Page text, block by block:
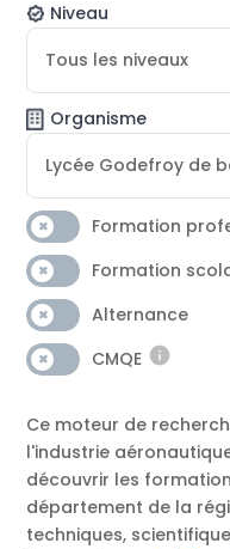
Niveau
Tous les niveaux
Organisme
Lycée Godefroy de
Formation
Formation
Alternance
CMQE
Ce moteur de
l'industrie
découvrir les
département de la
techniques,